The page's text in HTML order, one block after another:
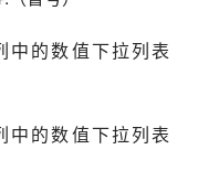
中的数值下拉列表
中的数值下拉列表